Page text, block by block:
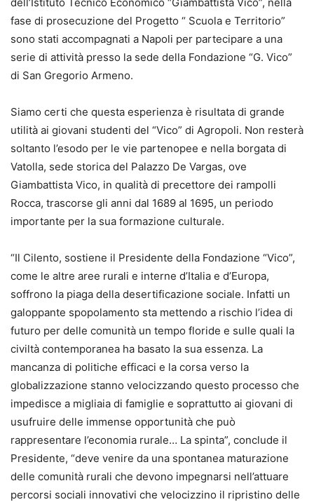
fase di prosecuzione del Progetto “ Scuola e Territorio”
sono stati accompagnati a Napoli per partecipare a una
serie di attività presso la sede della Fondazione “G. Vico”
di San Gregorio Armeno.
Siamo certi che questa esperienza è risultata di grande
utilità ai giovani studenti del “Vico” di Agropoli. Non resterà
soltanto l’esodo per le vie partenopee e nella borgata di
Vatolla, sede storica del Palazzo De Vargas, ove
Giambattista Vico, in qualità di precettore dei rampolli
Rocca, trascorse gli anni dal 1689 al 1695, un periodo
importante per la sua formazione culturale.
“Il Cilento, sostiene il Presidente della Fondazione “Vico”,
come le altre aree rurali e interne d’Italia e d’Europa,
soffrono la piaga della desertificazione sociale. Infatti un
galoppante spopolamento sta mettendo a rischio l’idea di
futuro per delle comunità un tempo floride e sulle quali la
civiltà contemporanea ha basato la sua essenza. La
mancanza di politiche efficaci e la corsa verso la
globalizzazione stanno velocizzando questo processo che
impedisce a migliaia di famiglie e soprattutto ai giovani di
usufruire delle immense opportunità che può
rappresentare l’economia rurale… La spinta”, conclude il
Presidente, “deve venire da una spontanea maturazione
delle comunità rurali che devono impegnarsi nell’attuare
percorsi sociali innovativi che velocizzino il ripristino delle